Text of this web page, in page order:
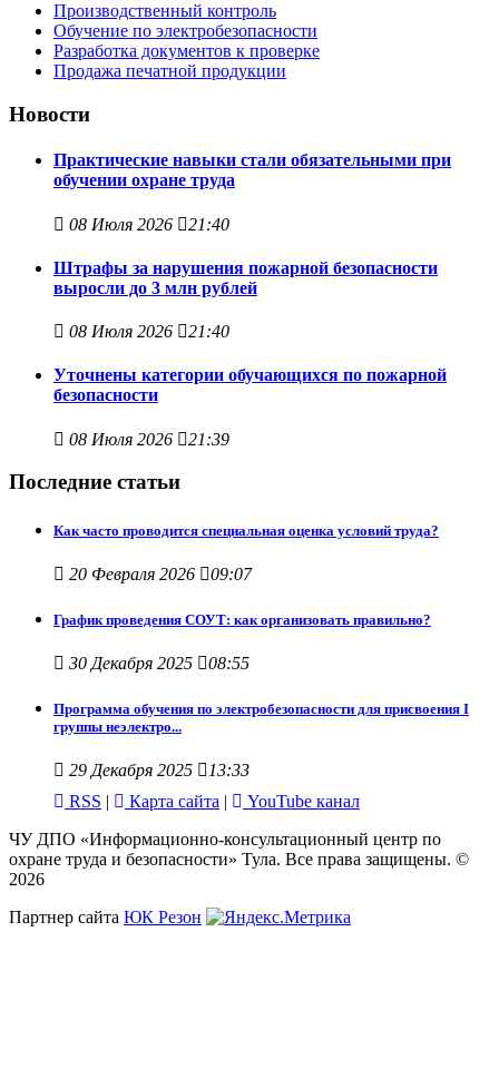
Производственный контроль
Обучение по электробезопасности
Разработка документов к проверке
Продажа печатной продукции
Новости
Практические навыки стали обязательными при
обучении охране труда
08 Июля 2026 21:40
Штрафы за нарушения пожарной безопасности
выросли до 3 млн рублей
08 Июля 2026 21:40
Уточнены категории обучающихся по пожарной
безопасности
08 Июля 2026 21:39
Поcледние статьи
Как часто проводится специальная оценка условий труда?
20 Февраля 2026 09:07
График проведения СОУТ: как организовать правильно?
30 Декабря 2025 08:55
Программа обучения по электробезопасности для присвоения I
группы неэлектро...
29 Декабря 2025
13:33
RSS | Карта сайта |
YouTube канал
ЧУ ДПО «Информационно-консультационный центр по
охране труда и безопасности» Тула. Все права защищены. ©
2026
Партнер сайта ЮК Резон